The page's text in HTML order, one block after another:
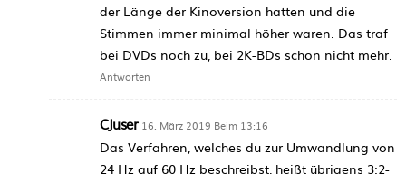
der Länge der Kinoversion hatten und die
Stimmen immer minimal höher waren. Das traf
bei DVDs noch zu, bei 2K-BDs schon nicht mehr.
Antworten
CJuser 16. März 2019 Beim 13:16
Das Verfahren, welches du zur Umwandlung von
24 Hz auf 60 Hz beschreibst, heißt übrigens 3:2-